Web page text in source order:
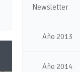
Newsletter
Año 2013
Año 2014